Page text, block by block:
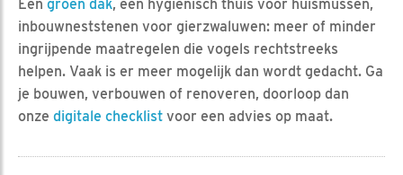
Een groen dak, een hygiënisch thuis voor huismussen,
inbouwneststenen voor gierzwaluwen: meer of minder
ingrijpende maatregelen die vogels rechtstreeks
helpen. Vaak is er meer mogelijk dan wordt gedacht. Ga
je bouwen, verbouwen of renoveren, doorloop dan
onze digitale checklist voor een advies op maat.